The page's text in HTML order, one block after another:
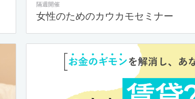
隔週開催
女性のためのカウカモセミナー